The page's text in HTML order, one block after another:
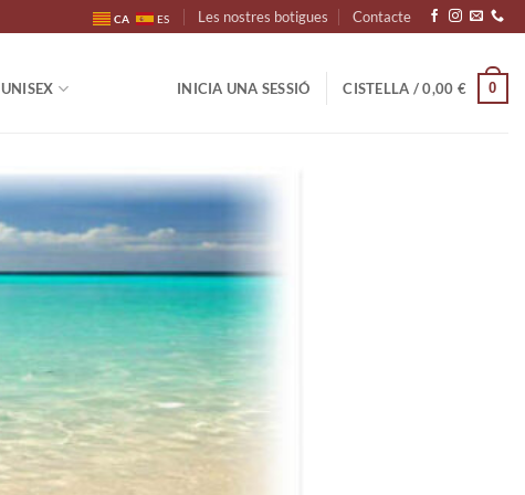
CA ES Les nostres botigues Contacte
UNISEX INICIA UNA SESSIÓ CISTELLA /0,00 € 0